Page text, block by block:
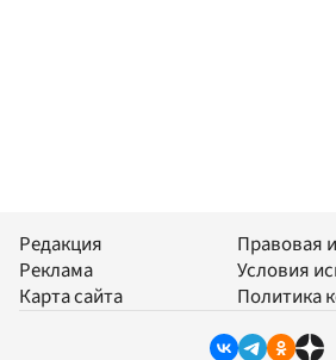
Редакция
Реклама
Карта сайта
Правовая
Условия
Политика